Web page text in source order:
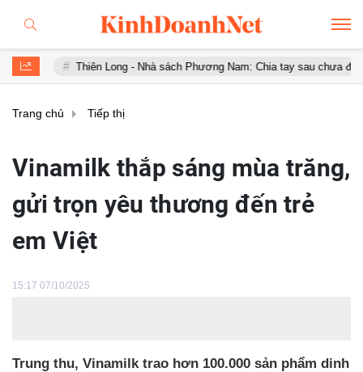
Long - Nhà sách Phương Nam: Chia tay sau chưa đầy 1 năm 'hợp hôn'
Trang chủ Tiếp thị
Vinamilk thắp sáng mùa trăng,
gửi trọn yêu thương đến trẻ
em Việt
15:17 07/10/2025
Trung thu, Vinamilk trao hơn 100.000 sản phẩm dinh